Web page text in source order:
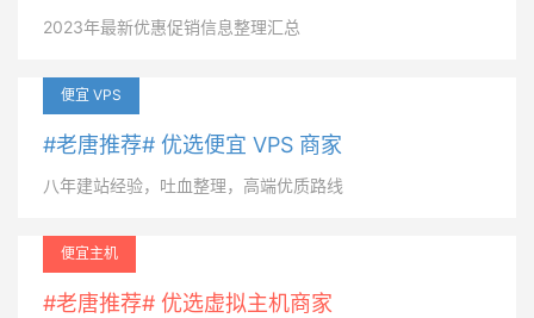
2023年最新优惠促销信息整理汇总
便宜 VPS
#老唐推荐# 优选便宜 VPS 商家
八年建站经验，吐血整理，高端优质路线
便宜主机
#老唐推荐# 优选虚拟主机商家